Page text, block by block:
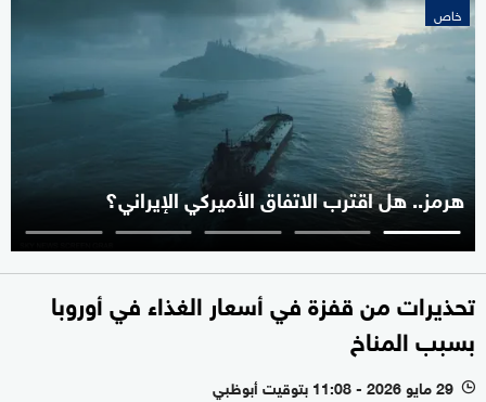
خاص
هرمز.. هل اقترب الاتفاق الأميركي الإيراني؟
تحذيرات من قفزة في أسعار الغذاء في أوروبا
بسبب المناخ
l 29 مايو 2026 - 11:08 بتوقيت أبوظبي